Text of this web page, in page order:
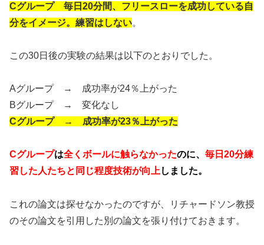
Cグループ 毎日20分間、フリースローを成功している自
分をイメージ。練習はしない。
この30日後の実験の結果は以下のとおりでした。
Aグループ → 成功率が24％上がった
Bグループ → 変化なし
Cグループ → 成功率が23％上がった
Cグループは全くボールに触らなかったのに、 毎日20分練
習した人たちと同じ程度技術が向上 しました。
これの論文は探せなかったのですが、リチャードソン教授
のその論文を引用した別の論文を張り付けておきます。